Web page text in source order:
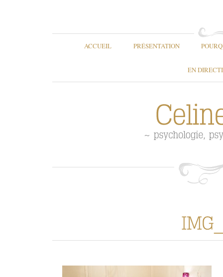
ACCUEIL PRÉSENTATION
EN